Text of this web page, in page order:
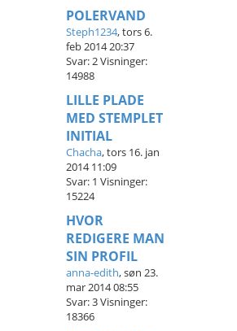
POLERVAND
Steph1234,tors 6.
feb 2014 20:37
Svar:2Visninger:
14988
LILLE PLADE
MED STEMPLET
INITIAL
Chacha,tors 16. jan
2014 11:09
Svar: 1 Visninger:
15224
HVOR
REDIGERE MAN
SIN PROFIL
anna-edith,søn 23.
mar 2014 08:55
Svar:3Visninger:
18366